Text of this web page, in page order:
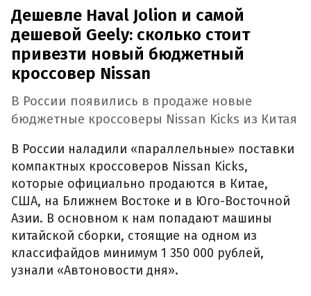
Дешевле Haval Jolion и самой
дешевой Geely: сколько стоит
привезти новый бюджетный
кроссовер Nissan
В России появились в продаже новые
бюджетные кроссоверы Nissan Kicks из Китая
В России наладили «параллельные» поставки
компактных кроссоверов Nissan Kicks,
которые официально продаются в Китае,
США, на Ближнем Востоке и в Юго-Восточной
Азии. В основном к нам попадают машины
китайской сборки, стоящие на одном из
классифайдов минимум 1 350 000 рублей,
узнали «Автоновости дня».